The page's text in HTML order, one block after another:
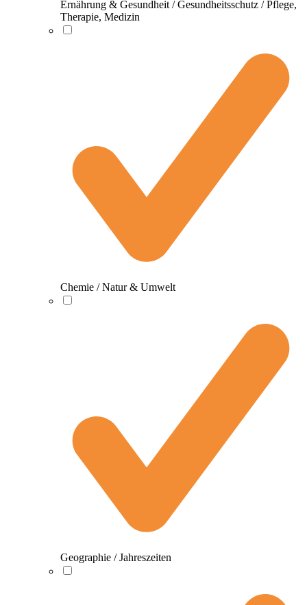
Ernährung & Gesundheit / Gesundheitsschutz / Pflege,
Therapie, Medizin
Chemie / Natur & Umwelt
Geographie / Jahreszeiten